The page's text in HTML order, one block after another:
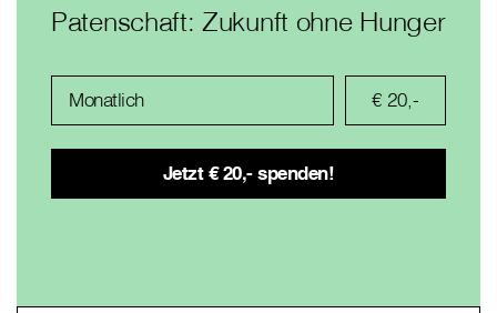
Patenschaft: Zukunft ohne Hunger
Monatlich